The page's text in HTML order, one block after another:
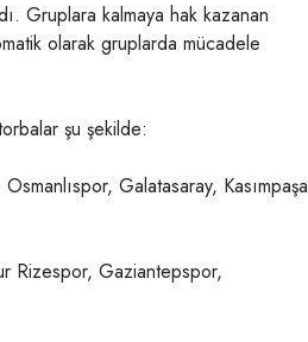
Gruplara kalmaya hak kazanan
olarak gruplarda mücadele
şu şekilde:
Galatasaray, Kasımpaşa
Rizespor, Gaziantepspor,